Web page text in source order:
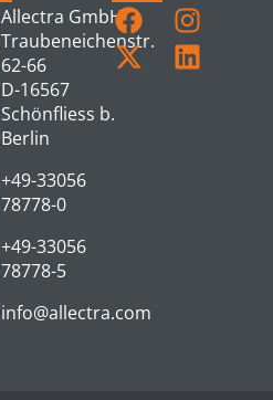
Allectra GmbH
Traubeneichenstr.
62-66
D-16567
Schönfliess b.
Berlin
+49-33056
78778-0
+49-33056
78778-5
info@allectra.com